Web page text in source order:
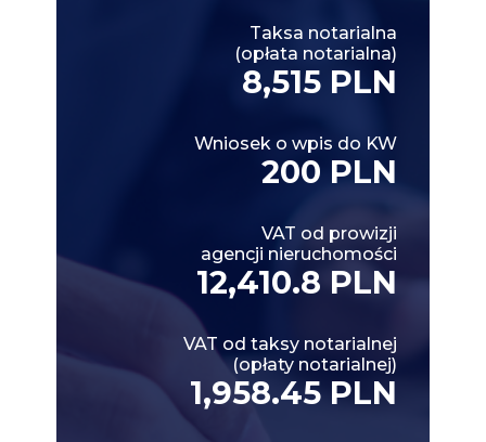
Taksa notarialna
(opłata notarialna)
8,515 PLN
Wniosek o wpis do KW
200 PLN
VAT od prowizji
agencji nieruchomości
12,410.8 PLN
VAT od taksy notarialnej
(opłaty notarialnej)
1,958.45 PLN